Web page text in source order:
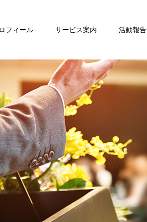
フィール サービス案内 活動報告